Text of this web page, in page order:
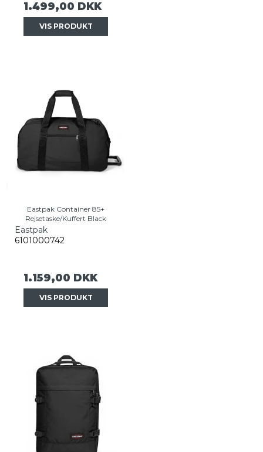
1.499,00 DKK
VIS PRODUKT
Eastpak Container 85+
Rejsetaske/Kuffert Black
Eastpak
6101000742
1.159,00 DKK
VIS PRODUKT